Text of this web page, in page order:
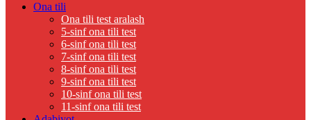
Ona tili
Ona tili test aralash
5-sinf ona tili test
6-sinf ona tili test
7-sinf ona tili test
8-sinf ona tili test
9-sinf ona tili test
10-sinf ona tili test
11-sinf ona tili test